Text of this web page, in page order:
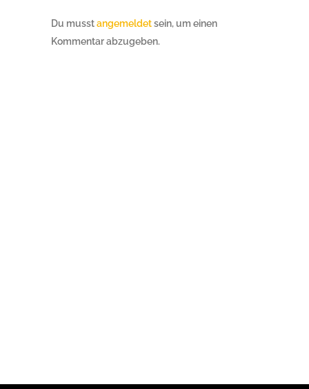
Du musstangemeldetsein, um einen
Kommentar abzugeben.